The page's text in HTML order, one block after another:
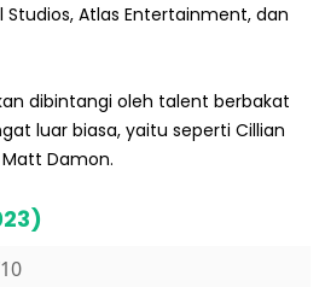
Studios, Atlas Entertainment, dan
dibintangi oleh talent berbakat
luar biasa, yaitu seperti Cillian
Damon.